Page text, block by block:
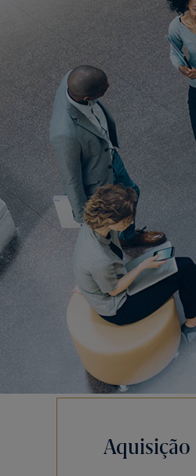
Aquisição